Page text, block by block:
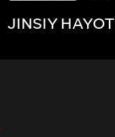
JINSIY HAYOT